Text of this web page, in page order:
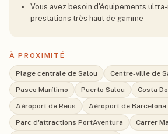
Vous avez besoin d'équipements
prestations très haut de gamme
À PROXIMITÉ
Plage centrale de Salou
Centre-ville de
Paseo Marítimo
Puerto Salou
Costa
Aéroport de Reus
Aéroport de
Parc d'attractions PortAventura
Carrer